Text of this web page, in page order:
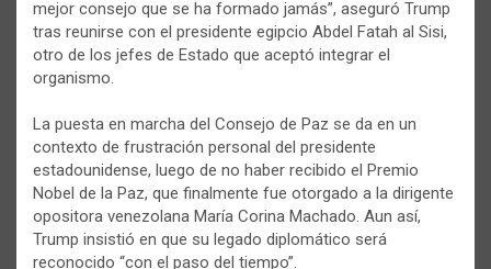
mejor consejo que se ha formado jamás”, aseguró Trump
tras reunirse con el presidente egipcio Abdel Fatah al Sisi,
otro de los jefes de Estado que aceptó integrar el
organismo.
La puesta en marcha del Consejo de Paz se da en un
contexto de frustración personal del presidente
estadounidense, luego de no haber recibido el Premio
Nobel de la Paz, que finalmente fue otorgado a la dirigente
opositora venezolana María Corina Machado. Aun así,
Trump insistió en que su legado diplomático será
reconocido “con el paso del tiempo”.